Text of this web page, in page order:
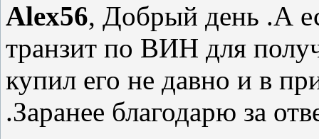
Alex56, Добрый день .А
транзит по ВИН для
купил его не давно и в
.Заранее благодарю за